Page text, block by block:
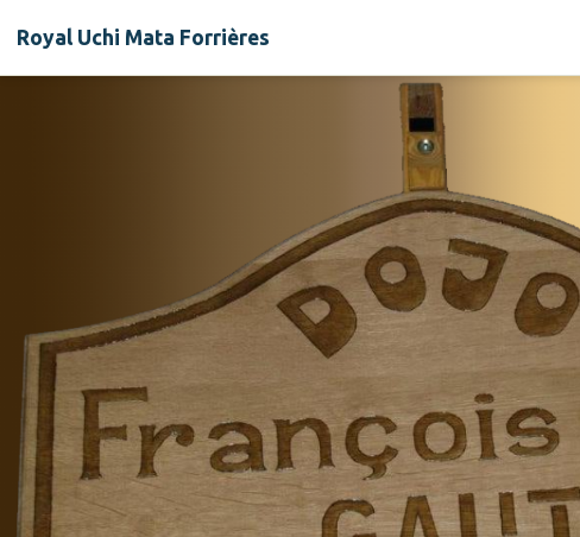
Royal Uchi Mata Forrières